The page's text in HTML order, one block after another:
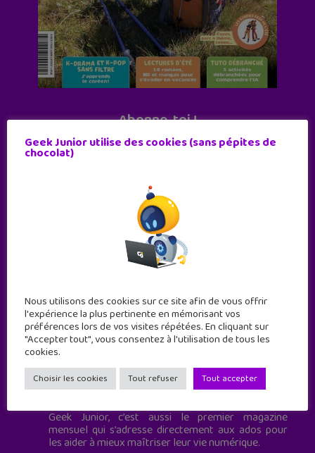
Abonne-toi !
11 numéros par an
JE M'ABONNE !
Geek Junior est le premier site de culture numérique
à destination des adolescents.
Geek Junior, c’est aussi le premier magazine
mensuel qui s’adresse directement aux ados pour
les aider à mieux maîtriser leur vie numérique.
Geek Junior utilise des cookies (sans pépites de
chocolat)
Nous utilisons des cookies sur ce site afin de vous offrir
l'expérience la plus pertinente en mémorisant vos
préférences lors de vos visites répétées. En cliquant sur
"Accepter tout", vous consentez à l'utilisation de tous les
cookies.
Choisir les cookies Tout refuser Tout accepter